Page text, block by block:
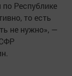
Республике
то есть
не нужно», —